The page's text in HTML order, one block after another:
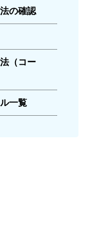
の確認
（コー
一覧